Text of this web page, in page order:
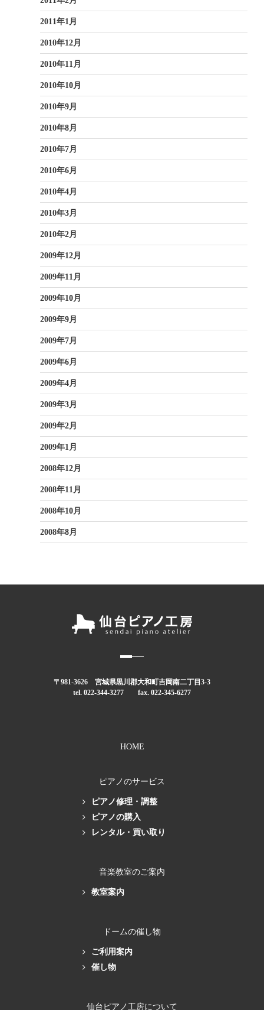
2011年1月
2010年12月
2010年11月
2010年10月
2010年9月
2010年8月
2010年7月
2010年6月
2010年4月
2010年3月
2010年2月
2009年12月
2009年11月
2009年10月
2009年9月
2009年7月
2009年6月
2009年4月
2009年3月
2009年2月
2009年1月
2008年12月
2008年11月
2008年10月
2008年8月
〒981-3626 宮城県黒川郡大和町吉岡南二丁目3-3
tel. 022-344-3277 fax. 022-345-6277
HOME
ピアノのサービス
ピアノ修理・調整
ピアノの購入
レンタル・買い取り
音楽教室のご案内
教室案内
ドームの催し物
ご利用案内
催し物
仙台ピアノ工房について